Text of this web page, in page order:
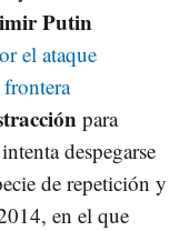
Putin
el ataque
para
despegarse
de repetición y
en el que